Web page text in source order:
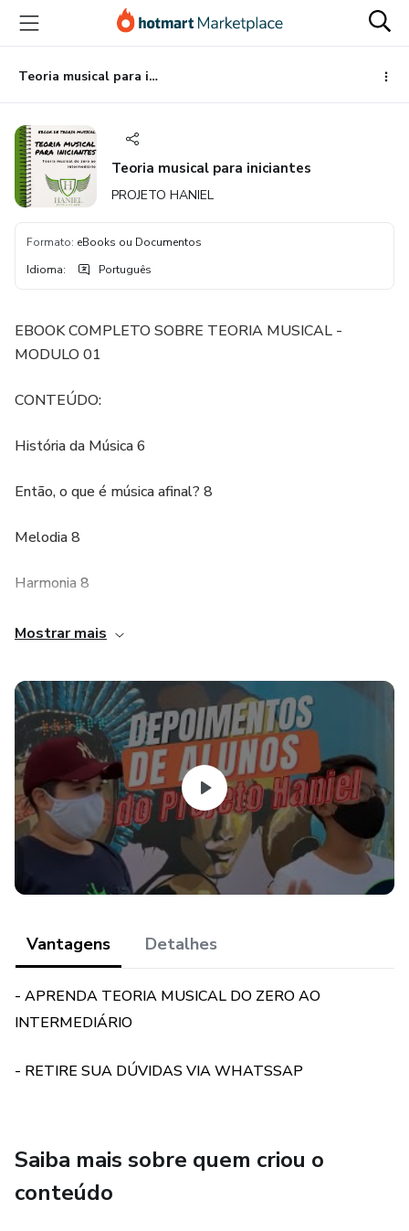
para
conteúdo
principal
para
pagamento
para
rodapé
Teoria musical para iniciantes
Teoria musical para iniciantes
PROJETO HANIEL
Formato: eBooks ou Documentos
Idioma: Português
EBOOK COMPLETO SOBRE TEORIA MUSICAL -
MODULO 01
CONTEÚDO:
História da Música 6
Então, o que é música afinal? 8
Melodia 8
Harmonia 8
Ritmo 8
Os instrumentos de percussão 11
AS NOTAS 12
Como representar as notas musicais? 13
O ACIDENTE SUSTENIDO 16
COMPLEMENTO 19
ENARMONIAS 19
Mostrar mais
Vantagens Detalhes
- APRENDA TEORIA MUSICAL DO ZERO AO
INTERMEDIÁRIO
- RETIRE SUA DÚVIDAS VIA WHATSSAP
Saiba mais sobre quem criou o
conteúdo